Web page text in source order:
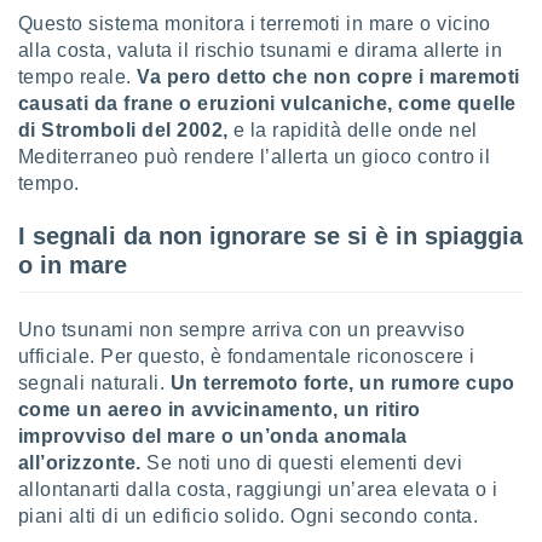
" o
cookie
sito
dei
su
e/o
dati
la
della
creare
la
Questo sistema monitora i terremoti in mare o vicino
alla costa, valuta il rischio tsunami e dirama allerte in
tempo reale.Va pero detto che non copre i maremoti
causati da frane o eruzioni vulcaniche, come quelle
di Stromboli del 2002,e la rapidità delle onde nel
Mediterraneo può rendere l’allerta un gioco contro il
tempo.
I segnali da non ignorare se si è in spiaggia
o in mare
Uno tsunami non sempre arriva con un preavviso
ufficiale. Per questo, è fondamentale riconoscere i
segnali naturali. Un terremoto forte, un rumore cupo
come un aereo in avvicinamento, un ritiro
improvviso del mare o un’onda anomala
all’orizzonte. Se noti uno di questi elementi devi
allontanarti dalla costa, raggiungi un’area elevata o i
piani alti di un edificio solido. Ogni secondo conta.